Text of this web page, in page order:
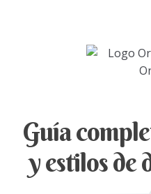
Guía
y estilos de